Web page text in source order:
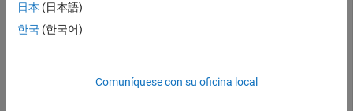
日本 (日本語)
한국 (한국어)
Comuníquese con su oficina local